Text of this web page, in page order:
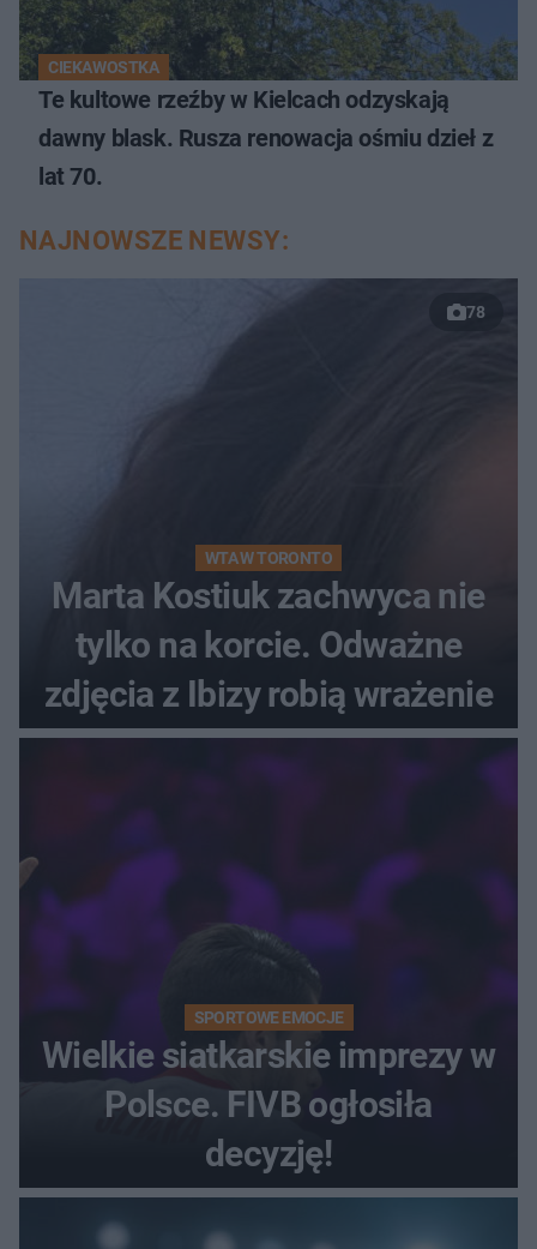
CIEKAWOSTKA
Te kultowe rzeźby w Kielcach odzyskają
dawny blask. Rusza renowacja ośmiu dzieł z
lat 70.
NAJNOWSZE NEWSY:
78
WTA W TORONTO
Marta Kostiuk zachwyca nie
tylko na korcie. Odważne
zdjęcia z Ibizy robią wrażenie
SPORTOWE EMOCJE
Wielkie siatkarskie imprezy w
Polsce. FIVB ogłosiła
decyzję!